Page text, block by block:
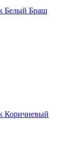
Белый Браш
Коричневый